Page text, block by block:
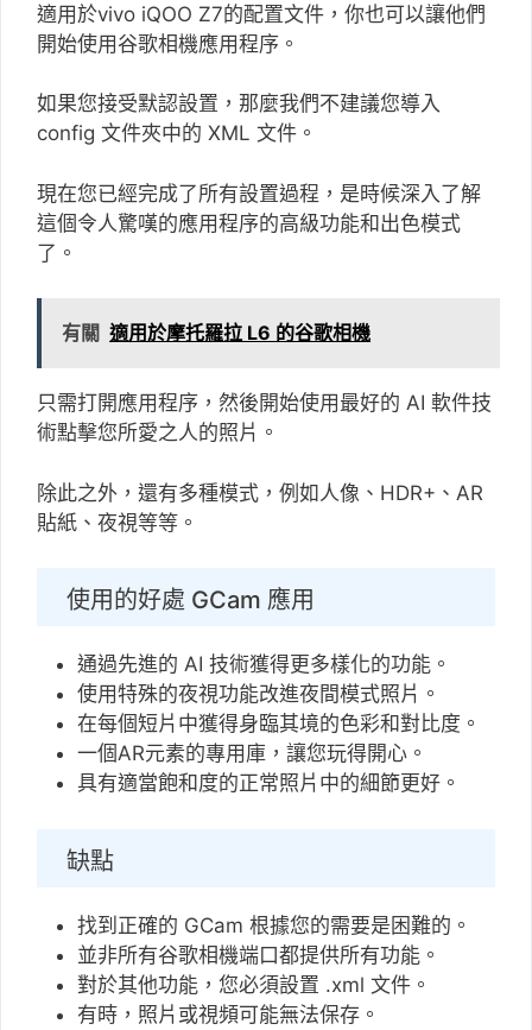
適用於vivo iQOO Z7的配置文件，你也可以讓他們
開始使用谷歌相機應用程序。
如果您接受默認設置，那麼我們不建議您導入
config 文件夾中的 XML 文件。
現在您已經完成了所有設置過程，是時候深入了解
這個令人驚嘆的應用程序的高級功能和出色模式
了。
有關 適用於摩托羅拉 L6 的谷歌相機
只需打開應用程序，然後開始使用最好的 AI 軟件技
術點擊您所愛之人的照片。
除此之外，還有多種模式，例如人像、HDR+、AR
貼紙、夜視等等。
使用的好處 GCam 應用
通過先進的 AI 技術獲得更多樣化的功能。
使用特殊的夜視功能改進夜間模式照片。
在每個短片中獲得身臨其境的色彩和對比度。
一個AR元素的專用庫，讓您玩得開心。
具有適當飽和度的正常照片中的細節更好。
缺點
找到正確的 GCam 根據您的需要是困難的。
並非所有谷歌相機端口都提供所有功能。
對於其他功能，您必須設置 .xml 文件。
有時，照片或視頻可能無法保存。